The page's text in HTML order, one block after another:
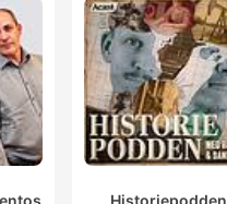
Historiepodden